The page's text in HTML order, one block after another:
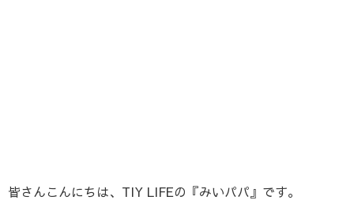
皆さんこんにちは、TIY LIFEの『みいパパ』です。